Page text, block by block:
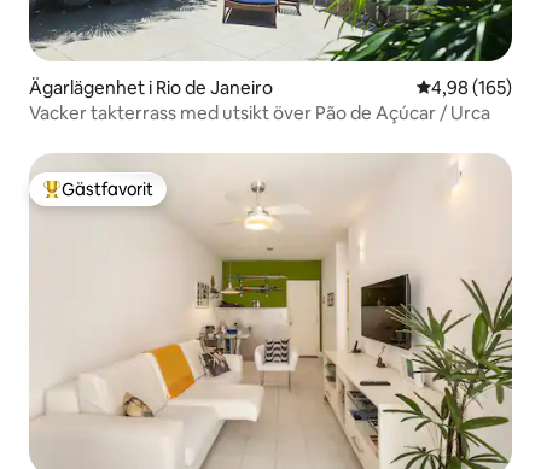
Ägarlägenhet i Rio de Janeiro 4,98 av 5 i
4,98 (165)
Vacker takterrass med utsikt över Pão de Açúcar / Urca
Populär gästfavorit
Gästfavorit